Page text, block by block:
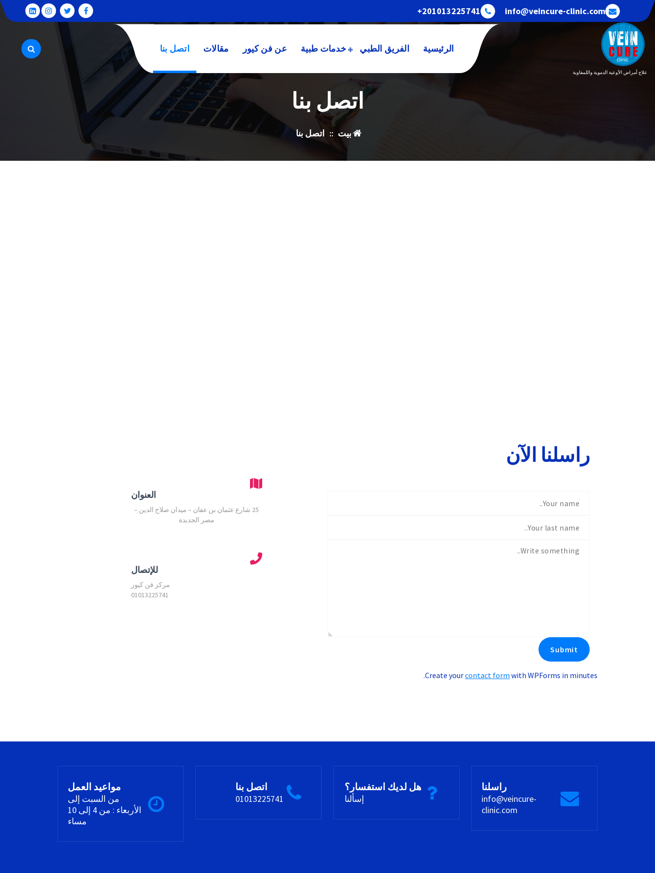
تخطى
الى
المحتوى
info@veincure-clinic.com
201013225741+
علاج أمراض الأوعية الدموية واللمفاوية
الرئيسية الفريق الطبي خدمات طبية عن فن كيور مقالات اتصل بنا
اتصل بنا
بيت :: اتصل بنا
راسلنا الآن
العنوان
25 شارع عثمان بن عفان – ميدان صلاح الدين –
مصر الجديدة
للإتصال
مركز فن كيور
01013225741
Create yourcontact form with WPForms in minutes.
راسلنا
info@veincure-
clinic.com
هل لديك استفسار؟
إسألنا
اتصل بنا
01013225741
مواعيد العمل
من السبت إلى
الأربعاء : من 4 إلى 10
مساء